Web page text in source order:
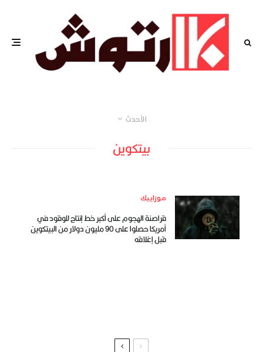
الأحدث
بيتكوين
موزاييك
قراصنة الهجوم على أكبر خط إنتاج للوقود في
أمريكا حصلوا على 90 مليون دولار من البيتكوين
قبل إغلاقه